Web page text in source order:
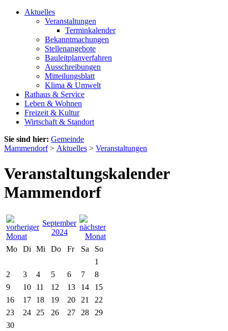
Aktuelles
Veranstaltungen
Terminkalender
Bekanntmachungen
Stellenangebote
Bauleitplanverfahren
Ausschreibungen
Mitteilungsblatt
Klima & Umwelt
Rathaus & Service
Leben & Wohnen
Freizeit & Kultur
Wirtschaft & Standort
Sie sind hier: Gemeinde
Mammendorf> Aktuelles > Veranstaltungen
Veranstaltungskalender
Mammendorf
September
2024
Mo
Di Mi Do Fr Sa
So
1
2
3 4 5 6 7
8
9
10 11 12 13 14
15
16
17 18 19 20 21
22
23
24 25 26 27 28
29
30